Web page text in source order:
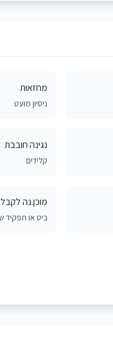
מחזאות
ניסיון מועט
נגינה חובבת
קלידים
מוכן.נה
ביט או תפקיד